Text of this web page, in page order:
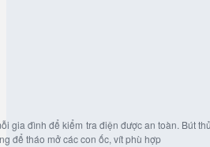
gia đình để kiểm tra điện được an toàn. Bút
để tháo mở các con ốc, vít phù hợp